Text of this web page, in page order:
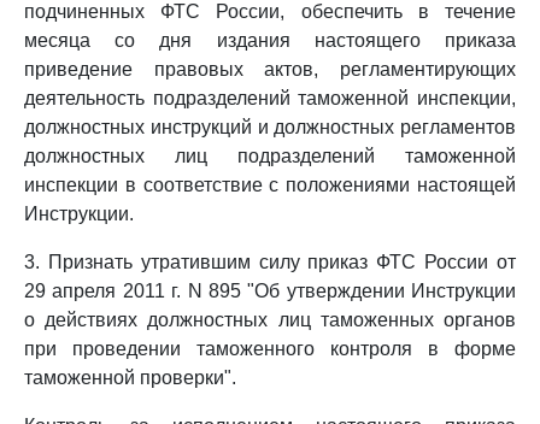
подчиненных ФТС России, обеспечить в течение
месяца со дня издания настоящего приказа
приведение правовых актов, регламентирующих
деятельность подразделений таможенной инспекции,
должностных инструкций и должностных регламентов
должностных лиц подразделений таможенной
инспекции в соответствие с положениями настоящей
Инструкции.
3. Признать утратившим силу приказ ФТС России от
29 апреля 2011 г. N 895 "Об утверждении Инструкции
о действиях должностных лиц таможенных органов
при проведении таможенного контроля в форме
таможенной проверки".